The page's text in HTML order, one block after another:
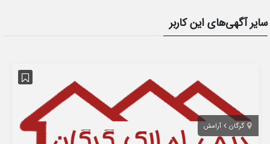
سایر آگهی‌های این کاربر
گرگان آرامش